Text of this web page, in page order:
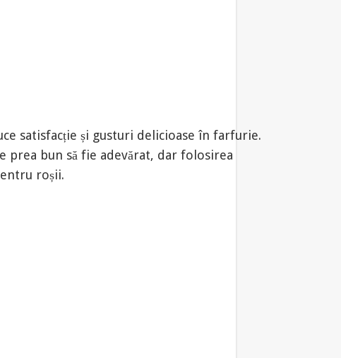
satisfacție și gusturi delicioase în farfurie.
prea bun să fie adevărat, dar folosirea
roșii.